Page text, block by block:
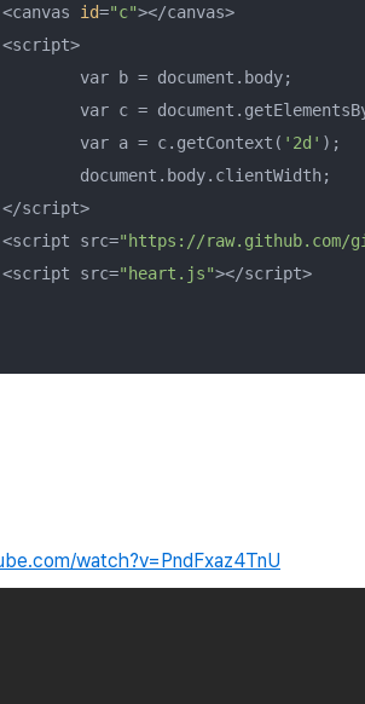
		<canvas
id="c"></canvas>
var c =
			var a = c.getContext(
'2d' );
		<script src=
"https://raw.github.com/
		<script src=
"heart.js"></script>
watch?v=PndFxaz4TnU